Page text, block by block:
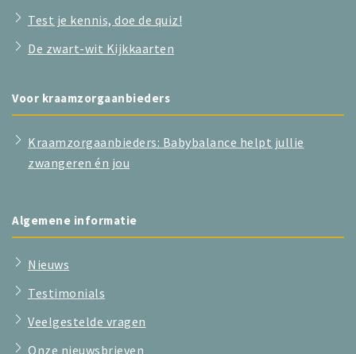
Test je kennis, doe de quiz!
De zwart-wit Kijkkaarten
Voor kraamzorgaanbieders
Kraamzorgaanbieders: Babybalance helpt jullie
zwangeren én jou
Algemene informatie
Nieuws
Testimonials
Veelgestelde vragen
Onze nieuwsbrieven